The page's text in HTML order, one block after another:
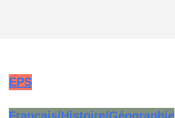
EPS